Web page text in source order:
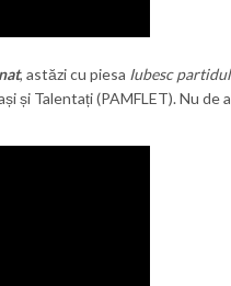
, astăzi cu piesa Iubesc partidul
și Talentați (PAMFLET). Nu de